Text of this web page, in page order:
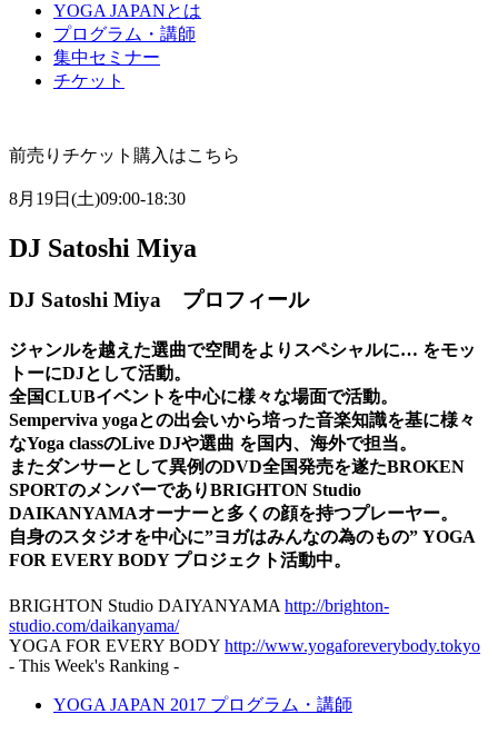
YOGA JAPANとは
プログラム・講師
集中セミナー
チケット
前売りチケット購入はこちら
8月19日(土)09:00-18:30
DJ Satoshi Miya
DJ Satoshi Miya プロフィール
ジャンルを越えた選曲で空間をよりスペシャルに… をモッ
トーにDJとして活動。
全国CLUBイベントを中心に様々な場面で活動。
Semperviva yogaとの出会いから培った音楽知識を基に様々
なYoga classのLive DJや選曲 を国内、海外で担当。
またダンサーとして異例のDVD全国発売を遂たBROKEN
SPORTのメンバーでありBRIGHTON Studio
DAIKANYAMAオーナーと多くの顔を持つプレーヤー。
自身のスタジオを中心に”ヨガはみんなの為のもの” YOGA
FOR EVERY BODY プロジェクト活動中。
BRIGHTON Studio DAIYANYAMA http://brighton-
studio.com/daikanyama/
YOGA FOR EVERY BODY http://www.yogaforeverybody.tokyo
- This Week's Ranking -
YOGA JAPAN 2017 プログラム・講師